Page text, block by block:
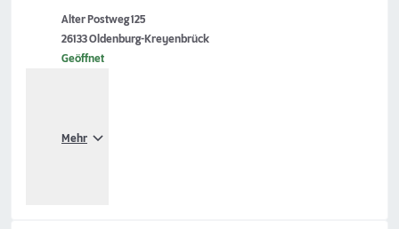
Alter Postweg 125
26133 Oldenburg-Kreyenbrück
Geöffnet
Mehr